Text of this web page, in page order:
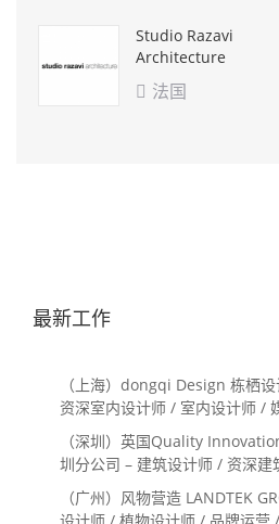
Studio Razavi
Architecture
 法国
最新工作
（上海）dongqi Design 栋栖
资深室内设计师 / 室内设计师 /
系主管 / 设计实习生（常年招聘）
（深圳）英国Quality
圳分公司 – 建筑设计师 / 资深建
内设计师 / 设计实习生
（广州）风物营造 LANDTEK
设计师 / 植物设计师 / 品牌运营